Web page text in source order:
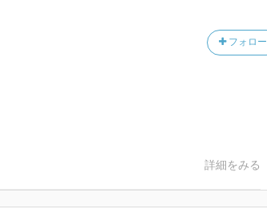
フォロー
詳細をみる